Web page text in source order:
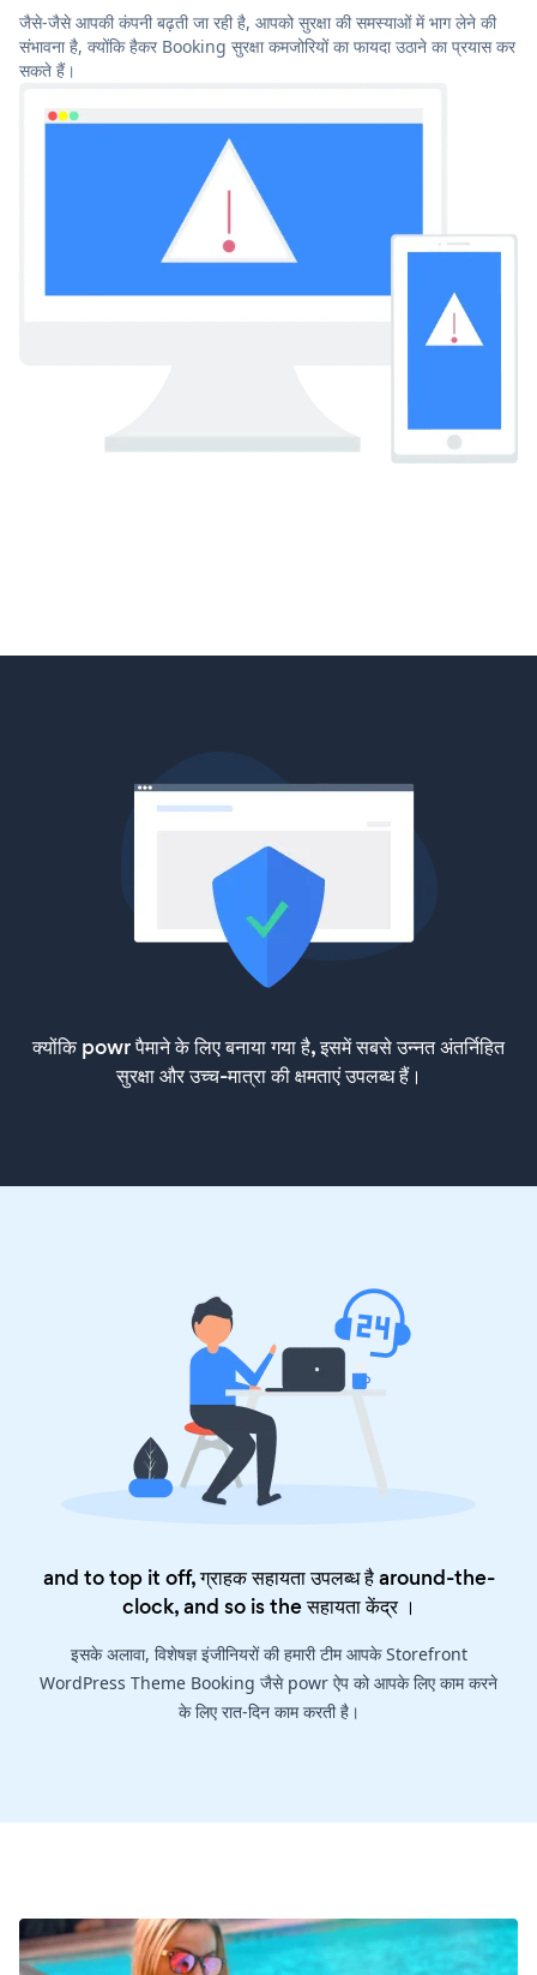
जैसे-जैसे आपकी कंपनी बढ़ती जा रही है, आपको सुरक्षा की समस्याओं में भाग लेने की
संभावना है, क्योंकि हैकर Booking सुरक्षा कमजोरियों का फायदा उठाने का प्रयास कर
सकते हैं।
क्योंकि powr पैमाने के लिए बनाया गया है, इसमें सबसे उन्नत अंतर्निहित
सुरक्षा और उच्च-मात्रा की क्षमताएं उपलब्ध हैं।
and to top it off, ग्राहक सहायता उपलब्ध है around-the-
clock, and so is theसहायता केंद्र।
इसके अलावा, विशेषज्ञ इंजीनियरों की हमारी टीम आपके Storefront
WordPress Theme Booking जैसे powr ऐप को आपके लिए काम करने
के लिए रात-दिन काम करती है।